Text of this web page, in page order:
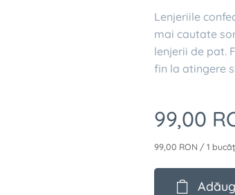
Lenjeriile
mai cautate
lenjerii de pat.
fin la atingere
99,00
99,00 RON / 1